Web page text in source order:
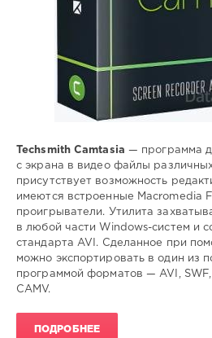
Techsmith Camtasia — программа
с экрана в видео файлы
присутствует возможность
имеются встроенные Macromedia
проигрыватели. Утилита
в любой части Windows-систем и
стандарта AVI. Сделанное при
можно экспортировать в один из
программой форматов — AVI, SWF,
CAMV.
ПОДРОБНЕЕ